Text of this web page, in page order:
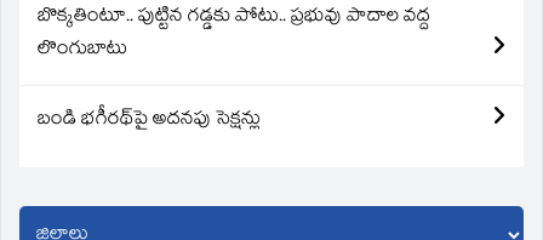
బొక్కతింటూ.. పుట్టిన గడ్డకు పోటు.. ప్రభువు పాదాల వద్ద
లొంగుబాటు
బండి భగీరథ్‌పై అదనపు సెక్షన్లు